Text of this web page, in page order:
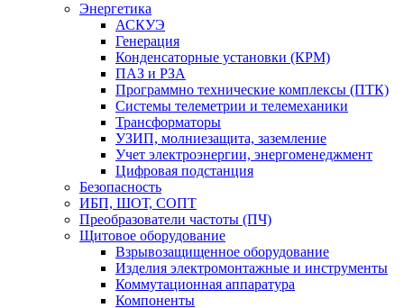
Энергетика
АСКУЭ
Генерация
Конденсаторные установки (КРМ)
ПАЗ и РЗА
Программно технические комплексы (ПТК)
Системы телеметрии и телемеханики
Трансформаторы
УЗИП, молниезащита, заземление
Учет электроэнергии, энергоменеджмент
Цифровая подстанция
Безопасность
ИБП, ШОТ, СОПТ
Преобразователи частоты (ПЧ)
Щитовое оборудование
Взрывозащищенное оборудование
Изделия электромонтажные и инструменты
Коммутационная аппаратура
Компоненты